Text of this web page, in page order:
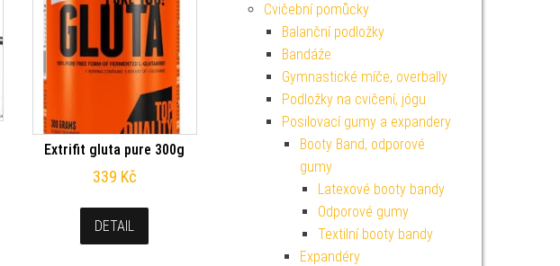
Extrifit gluta pure 300g
339 Kč
DETAIL
Cvičební pomůcky
Balanční podložky
Bandáže
Gymnastické míče, overbally
Podložky na cvičení, jógu
Posilovací gumy a expandery
Booty Band, odporové
gumy
Latexové booty bandy
Odporové gumy
Textilní booty bandy
Expandéry